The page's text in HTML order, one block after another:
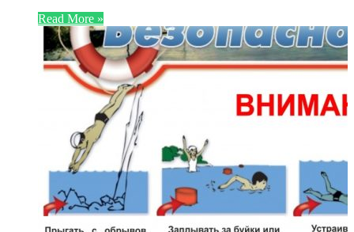
Read More »